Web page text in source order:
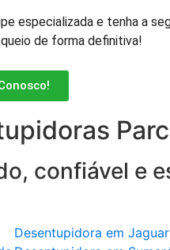
especializada e tenha a
de forma definitiva!
confiável e
Desentupidora em